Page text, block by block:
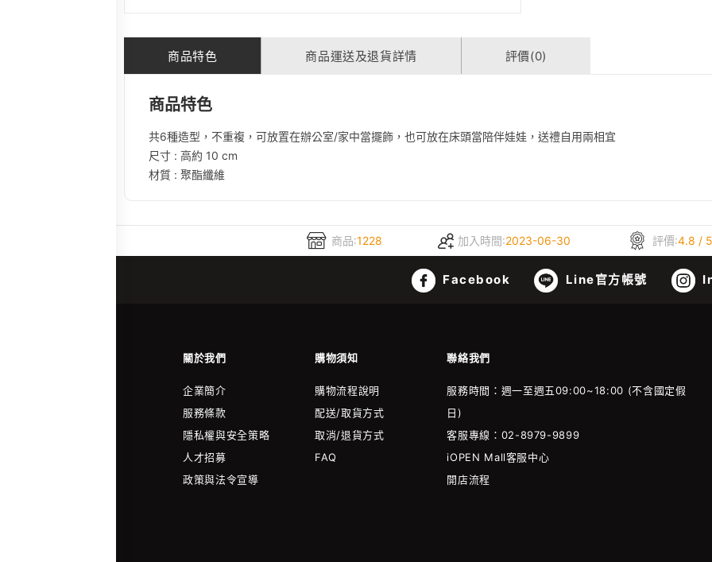
商品特色 商品運送及退貨詳情 評價(0)
商品特色
共6種造型，不重複，可放置在辦公室/家中當擺飾，也可放在床頭當陪伴娃娃，送禮自用兩相宜
尺寸 : 高約 10 cm
材質 : 聚酯纖維
商品:1228 加入時間:2023-06-30 評價:4.8 /
Facebook Line官方帳號
關於我們 購物須知 聯絡我們
企業簡介
服務條款
隱私權與安全策略
人才招募
政策與法令宣導
購物流程說明
配送/取貨方式
取消/退貨方式
FAQ
服務時間：週一至週五09:00~18:00 (不含國定假
日)
客服專線：02-8979-9899
iOPEN Mall客服中心
開店流程